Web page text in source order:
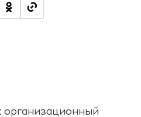
организационный